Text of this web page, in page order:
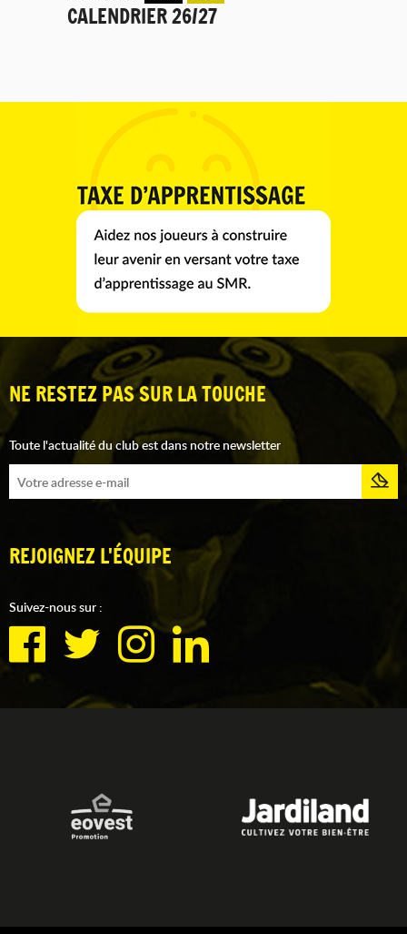
CALENDRIER 26/27
NE RESTEZ PAS SUR LA TOUCHE
Toute l'actualité du club est dans notre newsletter
REJOIGNEZ L'ÉQUIPE
Suivez-nous sur :